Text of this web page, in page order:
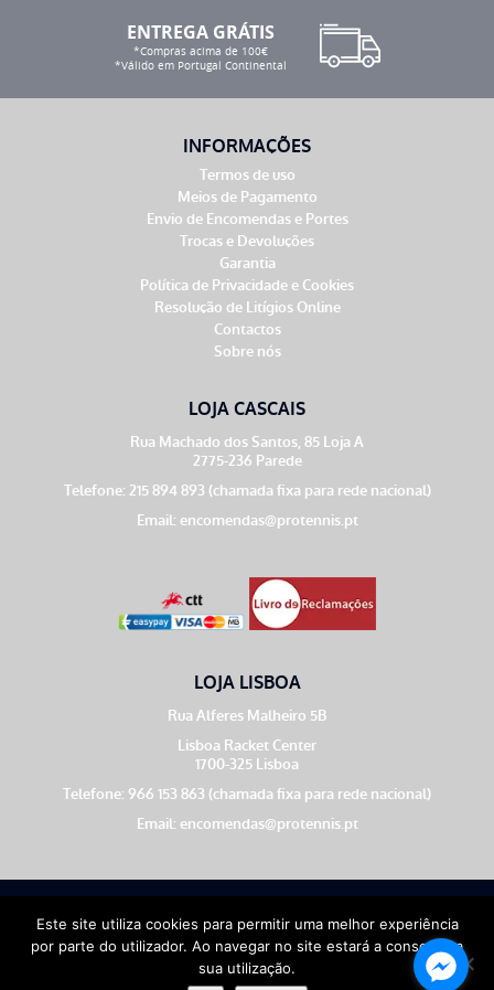
ENTREGA GRÁTIS
*Compras acima de 100€
*Válido em Portugal Continental
INFORMAÇÕES
Termos de uso
Meios de Pagamento
Envio de Encomendas e Portes
Trocas e Devoluções
Garantia
Política de Privacidade e Cookies
Resolução de Litígios Online
Contactos
Sobre nós
LOJA CASCAIS
Rua Machado dos Santos, 85 Loja A
2775-236 Parede
Telefone: 215 894 893 (chamada fixa para rede nacional)
Email: encomendas@protennis.pt
LOJA LISBOA
Rua Alferes Malheiro 5B
Lisboa Racket Center
1700-325 Lisboa
Telefone: 966 153 863 (chamada fixa para rede nacional)
Email: encomendas@protennis.pt
Este site utiliza cookies para permitir uma melhor experiência
por parte do utilizador. Ao navegar no site estará a consentir a
sua utilização.